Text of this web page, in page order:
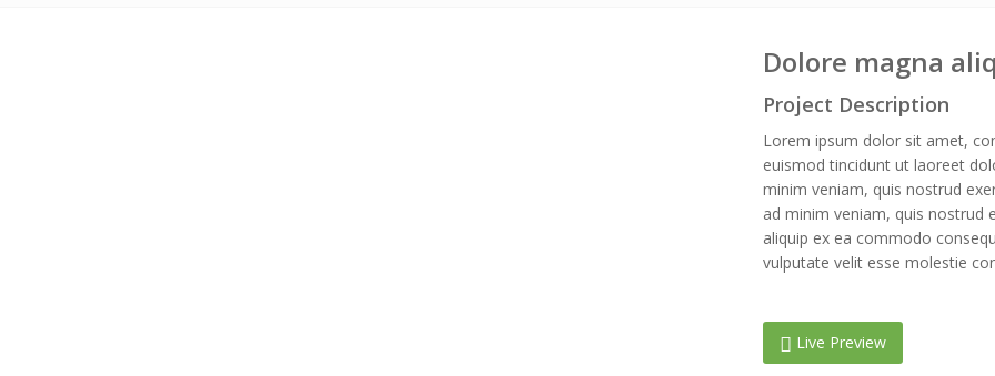
Dolore magna
Project Description
Lorem ipsum dolor sit amet,
euismod tincidunt ut laoreet
minim veniam, quis nostrud
ad minim veniam, quis nostrud
aliquip ex ea commodo
vulputate velit esse molestie
Live Preview